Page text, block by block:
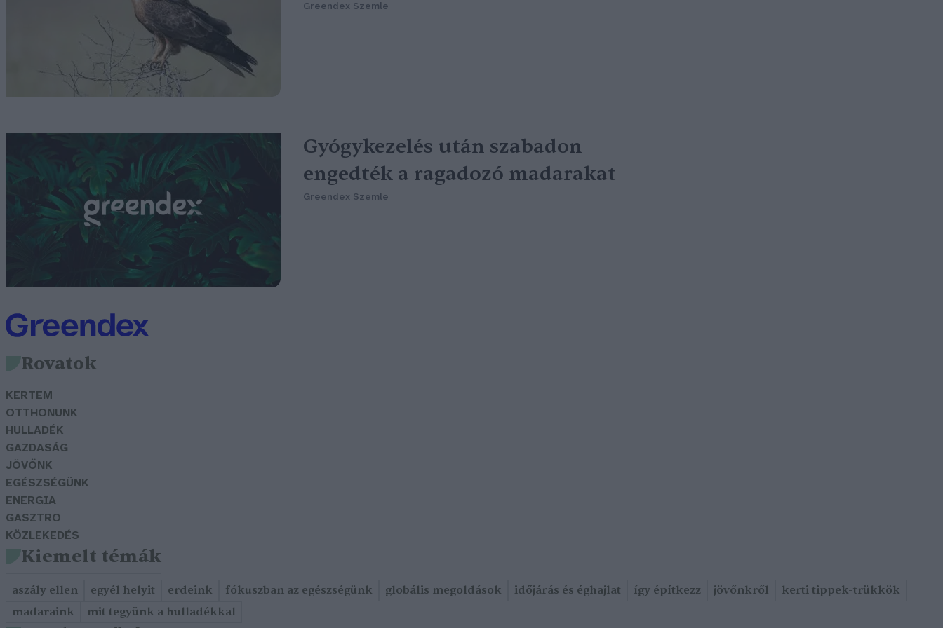
Greendex Szemle
Gyógykezelés után szabadon
engedték a ragadozó madarakat
Greendex Szemle
Rovatok
KERTEM
OTTHONUNK
HULLADÉK
GAZDASÁG
JÖVŐNK
EGÉSZSÉGÜNK
ENERGIA
GASZTRO
KÖZLEKEDÉS
Kiemelt témák
aszály ellen egyél helyit erdeink fókuszban az egészségünk globális megoldások időjárás és éghajlat így építkezz jövőnkről
kerti tippek-trükkök
madaraink
mit tegyünk a hulladékkal